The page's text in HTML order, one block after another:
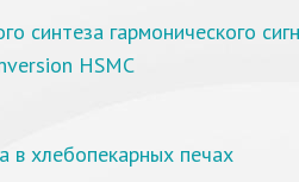
синтеза гармонического
HSMC
в хлебопекарных печах